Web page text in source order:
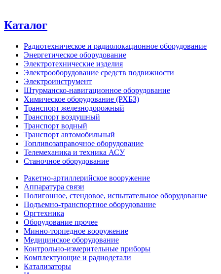
Каталог
Радиотехническое и радиолокационное оборудование
Энергетическое оборудование
Электротехнические изделия
Электрооборудование средств подвижности
Электроинструмент
Штурманско-навигационное оборудование
Химическое оборудование (РХБЗ)
Транспорт железнодорожный
Транспорт воздушный
Транспорт водный
Транспорт автомобильный
Топливозаправочное оборудование
Телемеханика и техника АСУ
Станочное оборудование
Ракетно-артиллерийское вооружение
Аппаратура связи
Полигонное, стендовое, испытательное оборудование
Подъемно-транспортное оборудование
Оргтехника
Оборудование прочее
Минно-торпедное вооружение
Медицинское оборудование
Контрольно-измерительные приборы
Комплектующие и радиодетали
Катализаторы